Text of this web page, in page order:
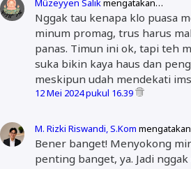
Müzeyyen Salikmengatakan…
Nggak tau kenapa klo puasa
minum promag, trus harus
panas. Timun ini ok, tapi teh
suka bikin kaya haus dan
meskipun udah mendekati
12 Mei 2024 pukul 16.39
M. Rizki Riswandi, S.Kom
Bener banget! Menyokong
penting banget, ya. Jadi